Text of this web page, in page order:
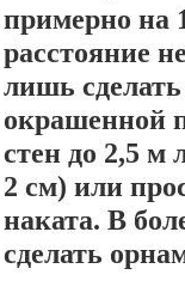
примерно на
расстояние
лишь
окрашенной
стен до 2,5 м
2 см) или
наката. В
сделать